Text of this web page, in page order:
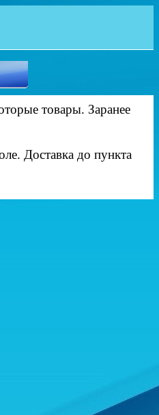
товары. Заранее
Доставка до пункта